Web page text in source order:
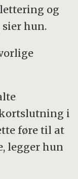
og
hun.
i
føre til at
legger hun